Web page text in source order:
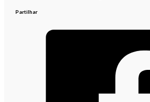
Partilhar